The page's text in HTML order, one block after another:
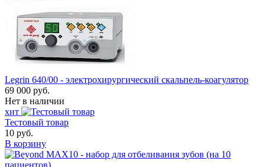
Legrin 640/00 - электрохирургический скальпель-коагулятор
69 000 руб.
Нет в наличии
хит
Тестовый товар
10 руб.
В корзину